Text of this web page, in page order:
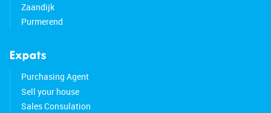
Zaandijk
Purmerend
Expats
Purchasing Agent
Sell your house
Sales Consulation